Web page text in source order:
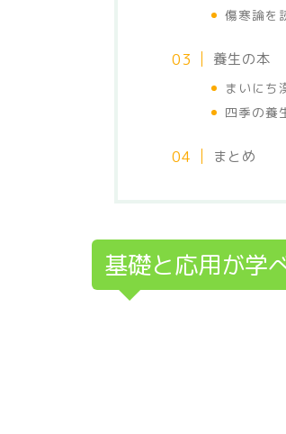
傷寒論を
養生の本
まいにち
四季の養
まとめ
基礎と応用が学